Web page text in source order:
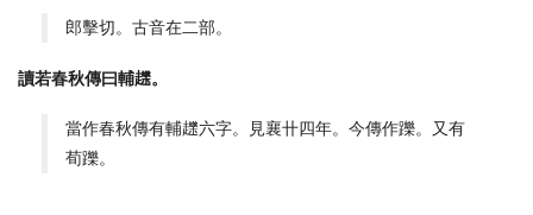
郎擊切。古音在二部。
讀若春秋傳曰輔䟏。
當作春秋傳有輔䟏六字。見襄卄四年。今傳作躒。又有
荀躒。